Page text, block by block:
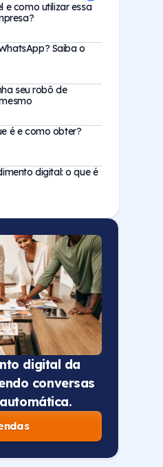
e como utilizar essa
Saiba o
seu robô de
é e como obter?
digital: o que é
digital da
conversas